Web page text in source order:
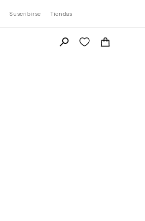
Suscribirse Tiendas